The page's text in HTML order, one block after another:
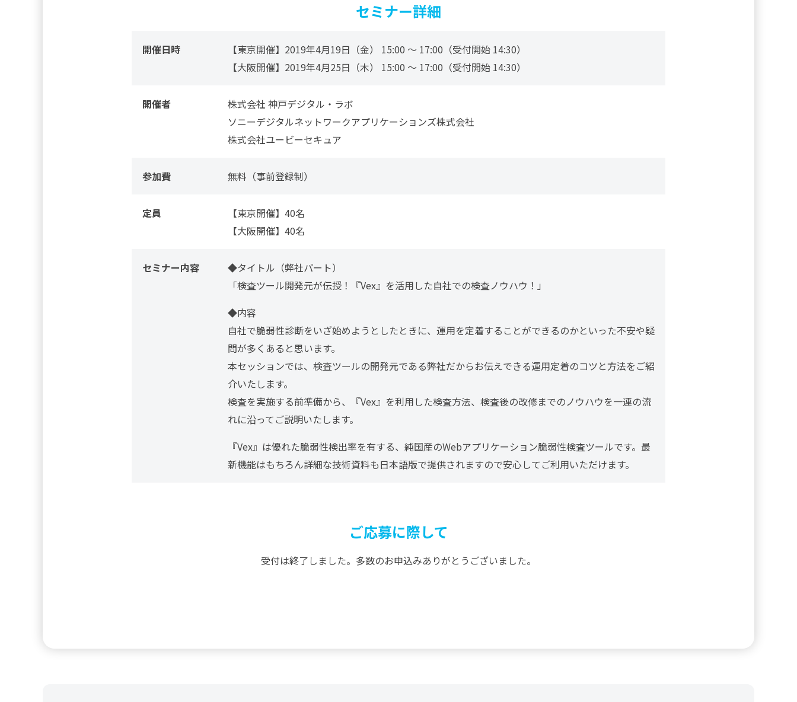
セミナー詳細
開催日時 【東京開催】2019年4月19日（金） 15:00 ～ 17:00（受付開始 14:30）
【大阪開催】2019年4月25日（木） 15:00 ～ 17:00（受付開始 14:30）
開催者
株式会社 神戸デジタル・ラボ
ソニーデジタルネットワークアプリケーションズ株式会社
株式会社ユービーセキュア
参加費 無料（事前登録制）
定員
【東京開催】40名
【大阪開催】40名
セミナー内容
◆タイトル（弊社パート）
「検査ツール開発元が伝授！『Vex』を活用した自社での検査ノウハウ！」
◆内容
自社で脆弱性診断をいざ始めようとしたときに、運用を定着することができるのかといった不安や疑
問が多くあると思います。
本セッションでは、検査ツールの開発元である弊社だからお伝えできる運用定着のコツと方法をご紹
介いたします。
検査を実施する前準備から、『Vex』を利用した検査方法、検査後の改修までのノウハウを一連の流
れに沿ってご説明いたします。
『Vex』は優れた脆弱性検出率を有する、純国産のWebアプリケーション脆弱性検査ツールです。最
新機能はもちろん詳細な技術資料も日本語版で提供されますので安心してご利用いただけます。
ご応募に際して
受付は終了しました。多数のお申込みありがとうございました。